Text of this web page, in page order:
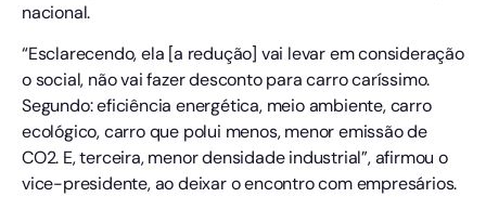
nacional.
“Esclarecendo, ela [a redução] vai levar em consideração
o social, não vai fazer desconto para carro caríssimo.
Segundo: eficiência energética, meio ambiente, carro
ecológico, carro que polui menos, menor emissão de
CO2. E, terceira, menor densidade industrial”, afirmou o
vice-presidente, ao deixar o encontro com empresários.